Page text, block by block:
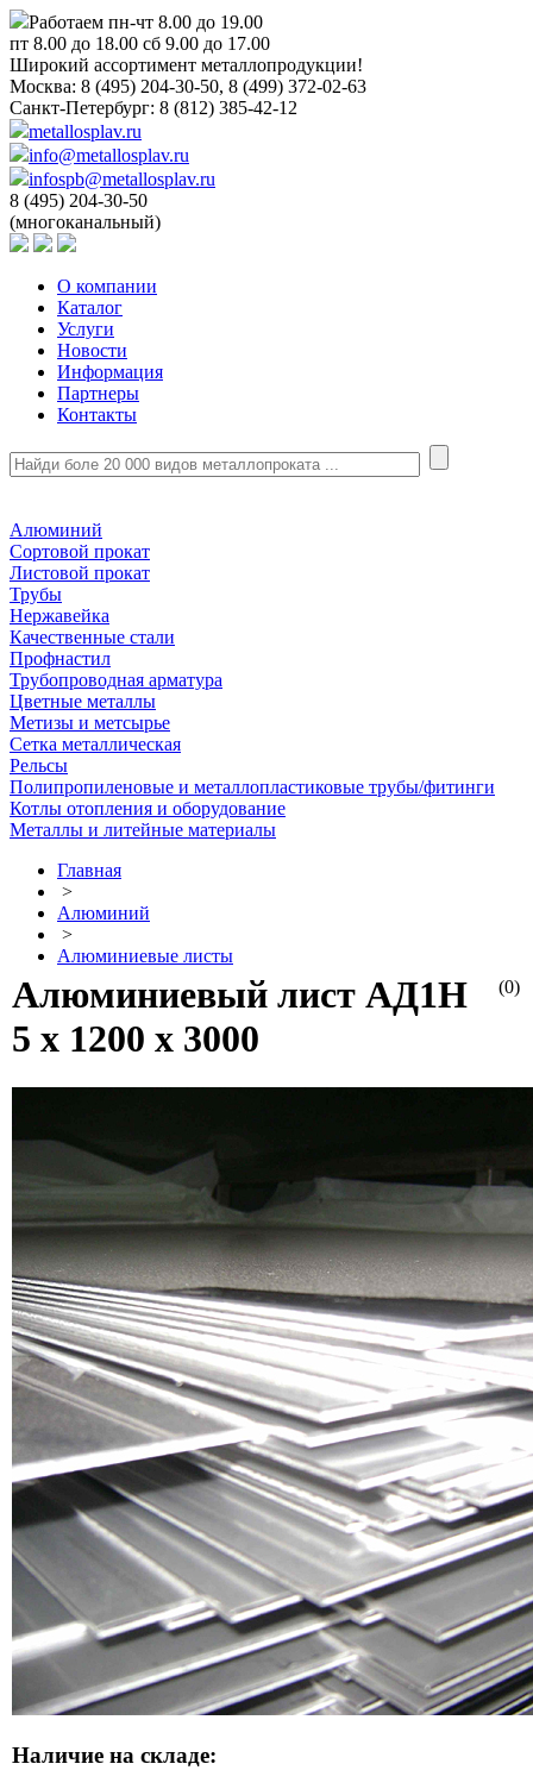
Работаем пн-чт 8.00 до 19.00
пт 8.00 до 18.00 сб 9.00 до 17.00
Широкий ассортимент металлопродукции!
Москва: 8 (495) 204-30-50, 8 (499) 372-02-63
Санкт-Петербург: 8 (812) 385-42-12
metallosplav.ru
info@metallosplav.ru
infospb@metallosplav.ru
8 (495) 204-30-50
(многоканальный)
О компании
Каталог
Услуги
Новости
Информация
Партнеры
Контакты
Алюминий
Сортовой прокат
Листовой прокат
Трубы
Нержавейка
Качественные стали
Профнастил
Трубопроводная арматура
Цветные металлы
Метизы и метсырье
Сетка металлическая
Рельсы
Полипропиленовые и металлопластиковые трубы/фитинги
Котлы отопления и оборудование
Металлы и литейные материалы
Главная
>
Алюминий
>
Алюминиевые листы
(0)
Алюминиевый лист АД1Н
5 х 1200 х 3000
Наличие на складе: